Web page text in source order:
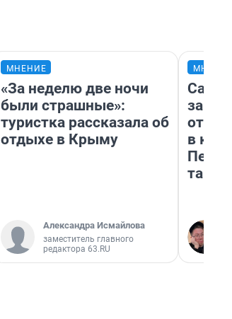
МНЕНИЕ
«За неделю две ночи
были страшные»:
туристка рассказала об
отдыхе в Крыму
Александра Исмайлова
заместитель главного
редактора 63.RU
в
там